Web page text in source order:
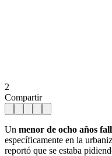
2
Compartir
Un menor de ocho años
específicamente en la
reportó que se estaba